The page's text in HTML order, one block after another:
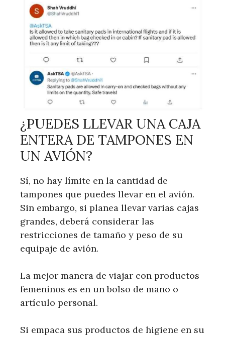
¿PUEDES LLEVAR UNA CAJA
ENTERA DE TAMPONES EN
UN AVIÓN?
Sí, no hay límite en la cantidad de
tampones que puedes llevar en el avión.
Sin embargo, si planea llevar varias cajas
grandes, deberá considerar las
restricciones de tamaño y peso de su
equipaje de avión.
La mejor manera de viajar con productos
femeninos es en un bolso de mano o
artículo personal.
Si empaca sus productos de higiene en su